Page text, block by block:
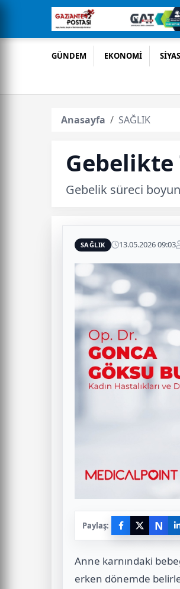
GÜNDEM EKONOMİ
Anasayfa SAĞLIK
Gebelikte
Gebelik süreci
SAĞLIK 13.05.2026 09:03
Paylaş: N
Anne karnındaki
erken dönemde